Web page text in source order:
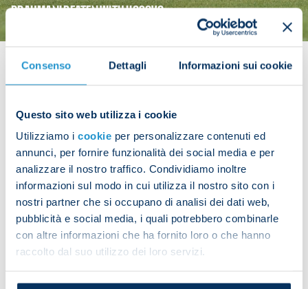
Consenso Dettagli Informazioni sui cookie
Questo sito web utilizza i cookie
Utilizziamo i cookie per personalizzare contenuti ed
annunci, per fornire funzionalità dei social media e per
analizzare il nostro traffico. Condividiamo inoltre
informazioni sul modo in cui utilizza il nostro sito con i
nostri partner che si occupano di analisi dei dati web,
pubblicità e social media, i quali potrebbero combinarle
con altre informazioni che ha fornito loro o che hanno
raccolto dal suo utilizzo dei loro servizi.
RRAHMANI BEATEN WITH KOSOVO
Amir Rrahmani played the entirety of Kosovo’s 2-0
qualifier on Tuesday evening.
Share the article with your friends and support the
team